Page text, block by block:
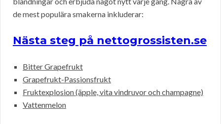
de mest populära smakerna inkluderar:
Nästa steg på nettogrossisten.se
Bitter Grapefrukt
Grapefrukt-Passionsfrukt
Fruktexplosion (äpple, vita vindruvor och champagne)
Vattenmelon